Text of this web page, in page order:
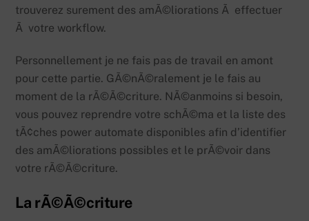
trouverez surement des amÃ©liorations Ã effectuer
Ã votre workflow.
Personnellement je ne fais pas de travail en amont
pour cette partie. GÃ©nÃ©ralement je le fais au
moment de la rÃ©Ã©criture. NÃ©anmoins si besoin,
vous pouvez reprendre votre schÃ©ma et la liste des
tÃ¢ches power automate disponibles afin d’identifier
des amÃ©liorations possibles et le prÃ©voir dans
votre rÃ©Ã©criture.
La rÃ©Ã©criture